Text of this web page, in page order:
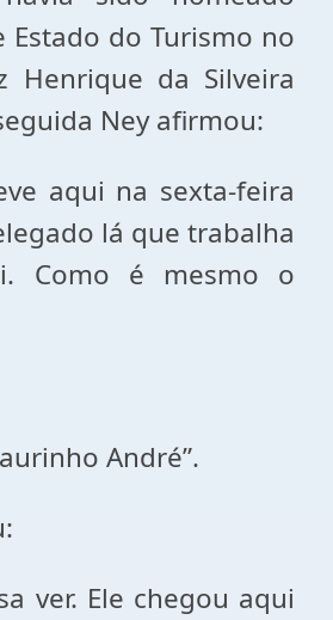
Estado do Turismo no
Henrique da Silveira
Ney afirmou:
aqui na sexta-feira
lá que trabalha
Como é mesmo o
André”.
ver. Ele chegou aqui